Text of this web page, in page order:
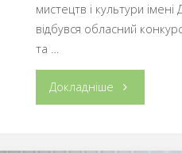
мистецтв і культури
відбувся обласний
та …
Докладніше "ВІТАЄМО